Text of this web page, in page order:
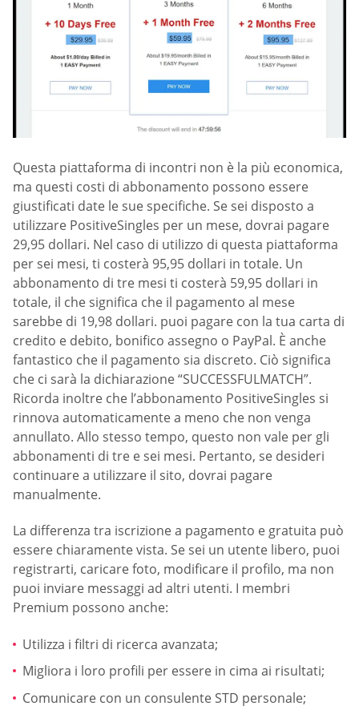
Questa piattaforma di incontri non è la più economica,
ma questi costi di abbonamento possono essere
giustificati date le sue specifiche. Se sei disposto a
utilizzare PositiveSingles per un mese, dovrai pagare
29,95 dollari. Nel caso di utilizzo di questa piattaforma
per sei mesi, ti costerà 95,95 dollari in totale. Un
abbonamento di tre mesi ti costerà 59,95 dollari in
totale, il che significa che il pagamento al mese
sarebbe di 19,98 dollari. puoi pagare con la tua carta di
credito e debito, bonifico assegno o PayPal. È anche
fantastico che il pagamento sia discreto. Ciò significa
che ci sarà la dichiarazione “SUCCESSFULMATCH”.
Ricorda inoltre che l’abbonamento PositiveSingles si
rinnova automaticamente a meno che non venga
annullato. Allo stesso tempo, questo non vale per gli
abbonamenti di tre e sei mesi. Pertanto, se desideri
continuare a utilizzare il sito, dovrai pagare
manualmente.
La differenza tra iscrizione a pagamento e gratuita può
essere chiaramente vista. Se sei un utente libero, puoi
registrarti, caricare foto, modificare il profilo, ma non
puoi inviare messaggi ad altri utenti. I membri
Premium possono anche:
Utilizza i filtri di ricerca avanzata;
Migliora i loro profili per essere in cima ai risultati;
Comunicare con un consulente STD personale;